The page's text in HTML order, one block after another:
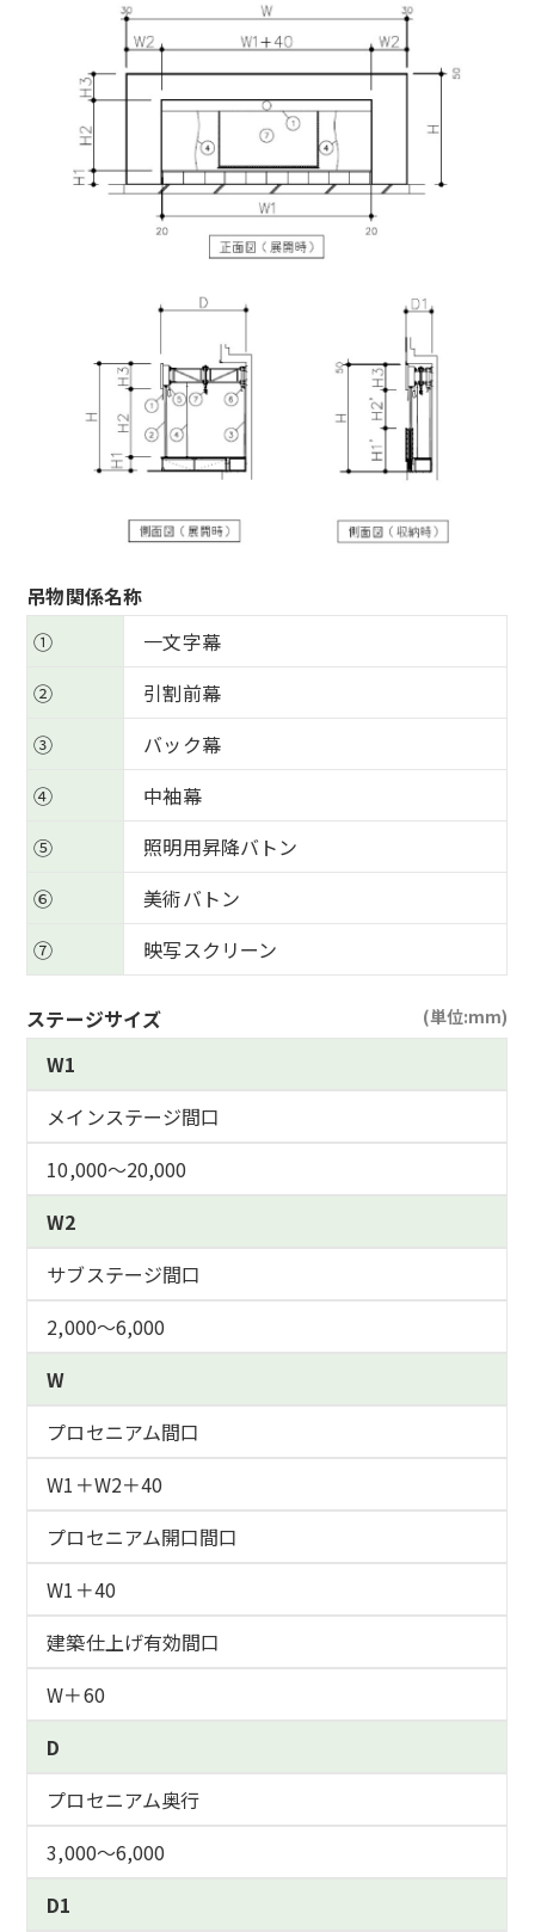
吊物関係名称
①
一文字幕
②
引割前幕
③
バック幕
④
中袖幕
⑤
照明用昇降バトン
⑥
美術バトン
⑦
映写スクリーン
ステージサイズ
W1
メインステージ間口
10,000～20,000
W2
サブステージ間口
2,000～6,000
W
プロセニアム間口
W1＋W2＋40
プロセニアム開口間口
W1＋40
建築仕上げ有効間口
W＋60
D
プロセニアム奥行
3,000～6,000
D1